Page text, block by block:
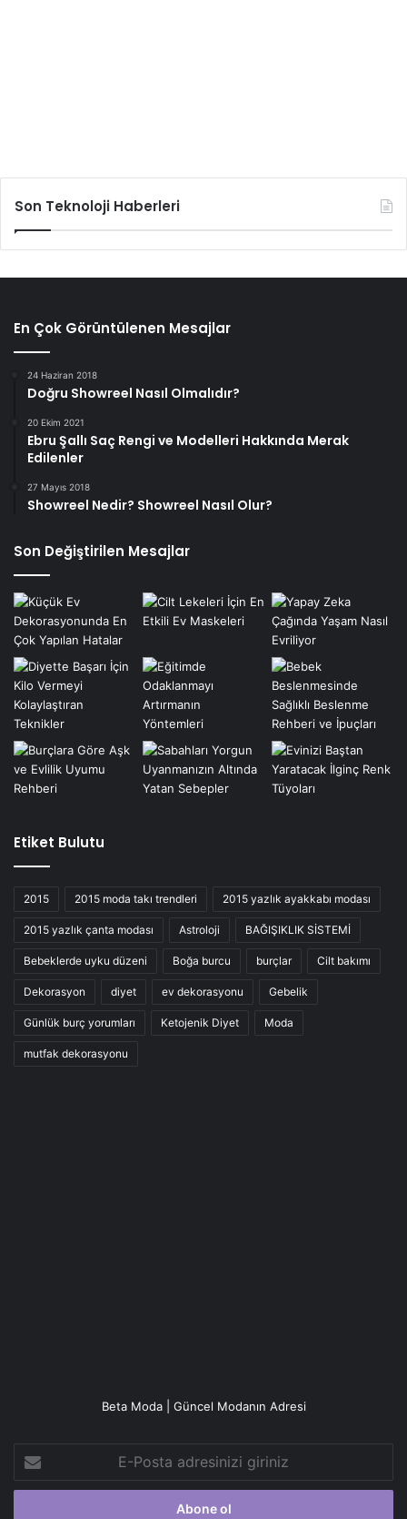
Son Teknoloji Haberleri
En Çok Görüntülenen Mesajlar
24 Haziran 2018
Doğru Showreel Nasıl Olmalıdır?
20 Ekim 2021
Ebru Şallı Saç Rengi ve Modelleri Hakkında Merak
Edilenler
27 Mayıs 2018
Showreel Nedir? Showreel Nasıl Olur?
Son Değiştirilen Mesajlar
Etiket Bulutu
2015 2015 moda takı trendleri 2015 yazlık ayakkabı modası
2015 yazlık çanta modası Astroloji BAĞIŞIKLIK SİSTEMİ
Bebeklerde uyku düzeni Boğa burcu burçlar Cilt bakımı
Dekorasyon diyet ev dekorasyonu Gebelik
Günlük burç yorumları Ketojenik Diyet Moda
mutfak dekorasyonu
Beta Moda | Güncel Modanın Adresi
Posta
adresinizi